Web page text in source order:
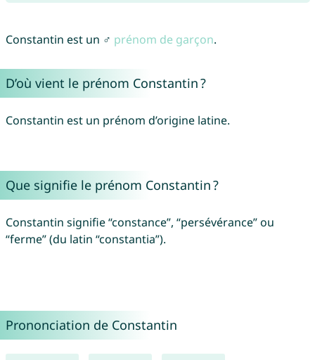
Constantin est un ♂ prénom de garçon.
D’où vient le prénom Constantin ?
Constantin est un prénom d’origine latine.
Que signifie le prénom Constantin ?
Constantin signifie “constance”, “persévérance” ou
“ferme” (du latin “constantia”).
Prononciation de Constantin